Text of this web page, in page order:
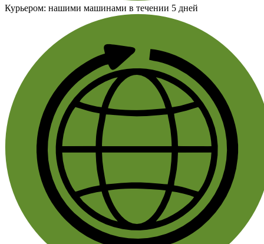
Курьером: нашими машинами в течении 5 дней